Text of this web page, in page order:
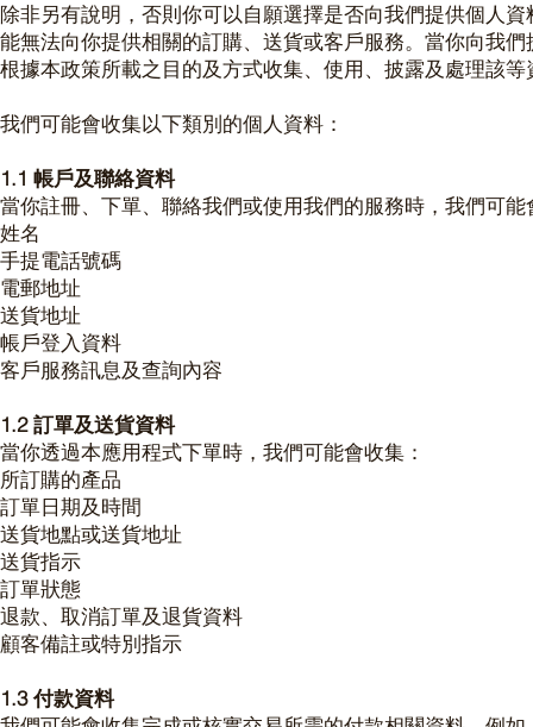
除非另有說明，否則你可以自願選擇是否向我們提供個人
能無法向你提供相關的訂購、送貨或客戶服務。當你向我
根據本政策所載之目的及方式收集、使用、披露及處理該等
我們可能會收集以下類別的個人資料：
1.1 帳戶及聯絡資料
當你註冊、下單、聯絡我們或使用我們的服務時，我們可能
姓名
手提電話號碼
電郵地址
送貨地址
帳戶登入資料
客戶服務訊息及查詢內容
1.2 訂單及送貨資料
當你透過本應用程式下單時，我們可能會收集：
所訂購的產品
訂單日期及時間
送貨地點或送貨地址
送貨指示
訂單狀態
退款、取消訂單及退貨資料
顧客備註或特別指示
1.3 付款資料